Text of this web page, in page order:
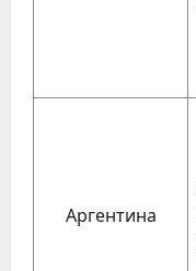
Аргентина